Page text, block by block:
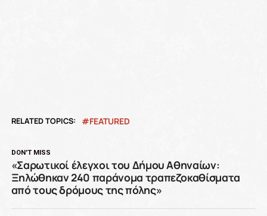
RELATED TOPICS: FEATURED
DON'T MISS
«Σαρωτικοί έλεγχοι του Δήμου Αθηναίων:
Ξηλώθηκαν 240 παράνομα τραπεζοκαθίσματα
από τους δρόμους της πόλης»